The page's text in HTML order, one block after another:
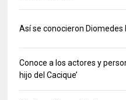
Así se conocieron
Conoce a los actores y
hijo del Cacique’